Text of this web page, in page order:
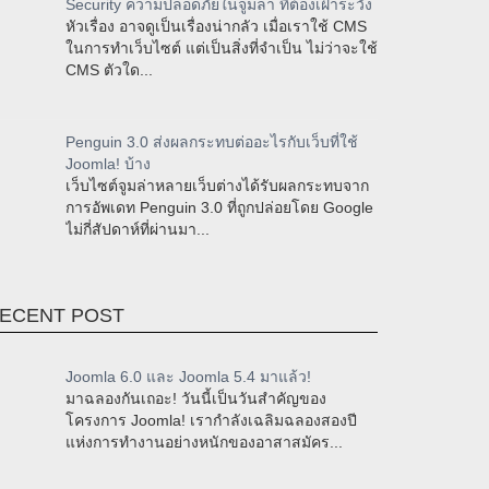
Security ความปลอดภัยในจูมล่า ที่ต้องเฝ้าระวัง
หัวเรื่อง อาจดูเป็นเรื่องน่ากลัว เมื่อเราใช้ CMS
ในการทำเว็บไซต์ แต่เป็นสิ่งที่จำเป็น ไม่ว่าจะใช้
CMS ตัวใด...
Penguin 3.0 ส่งผลกระทบต่ออะไรกับเว็บที่ใช้
Joomla! บ้าง
เว็บไซต์จูมล่าหลายเว็บต่างได้รับผลกระทบจาก
การอัพเดท Penguin 3.0 ที่ถูกปล่อยโดย Google
ไม่กี่สัปดาห์ที่ผ่านมา...
POST
Joomla 6.0 และ Joomla 5.4 มาแล้ว!
มาฉลองกันเถอะ! วันนี้เป็นวันสำคัญของ
โครงการ Joomla! เรากำลังเฉลิมฉลองสองปี
แห่งการทำงานอย่างหนักของอาสาสมัคร...